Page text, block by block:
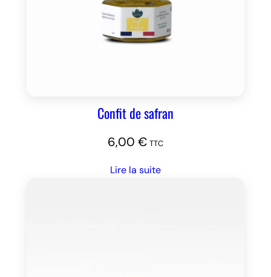
Confit de safran
6,00 € TTC
Lire la suite